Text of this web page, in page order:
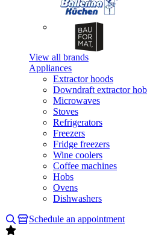
View all brands
Appliances
Extractor hoods
Downdraft extractor hob
Microwaves
Stoves
Refrigerators
Freezers
Fridge freezers
Wine coolers
Coffee machines
Hobs
Ovens
Dishwashers
Schedule an appointment